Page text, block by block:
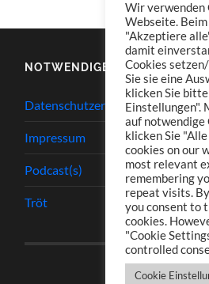
NOTWENDIGES
Datenschutzerklärung
Impressum
Podcast(s)
Tröt
Wir verwenden
Webseite.
"Akzeptiere
damit
Cookies
Sie sie eine
klicken Sie
Einstellungen".
auf notwendige
klicken Sie
cookies on our
most relevant
remembering
repeat visits.
you consent to
cookies.
"Cookie
controlled
Cookie